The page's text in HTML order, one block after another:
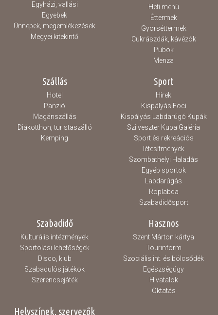
Egyházi, vallási
Egyebek
Ünnepek, megemlékezések
Megyei kitekintő
Heti menü
Éttermek
Gyorséttermek
Cukrászdák, kávézók
Pubok
Menza
Szállás
Hotel
Panzió
Magánszállás
Diákotthon, turistaszálló
Kemping
Sport
Hírek
Kispályás Foci
Kispályás Labdarúgó Kupák
Szilveszter Kupa Galéria
Sport és rekreációs
létesítmények
Szombathelyi Haladás
Egyéb sportok
Labdarúgás
Röplabda
Szabadidősport
Szabadidő
Kulturális intézmények
Sportolási lehetőségek
Disco, klub
Szabadulós játékok
Szerencsejáték
Hasznos
Szent Márton kártya
Tourinform
Szociális int. és bölcsődék
Egészségügy
Hivatalok
Oktatás
Helyszínek, szervezők